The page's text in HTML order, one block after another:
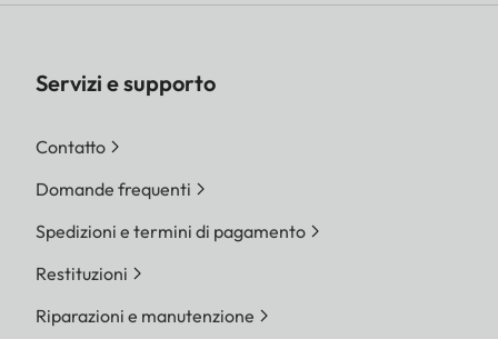
Servizi e supporto
Contatto
Domande frequenti
Spedizioni e termini di pagamento
Restituzioni
Riparazioni e manutenzione